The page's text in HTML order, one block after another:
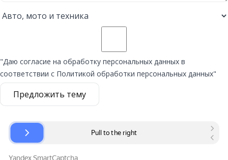
"Даю согласие на обработку персональных данных в
соответствии с Политикой обработки персональных данных"
Предложить тему